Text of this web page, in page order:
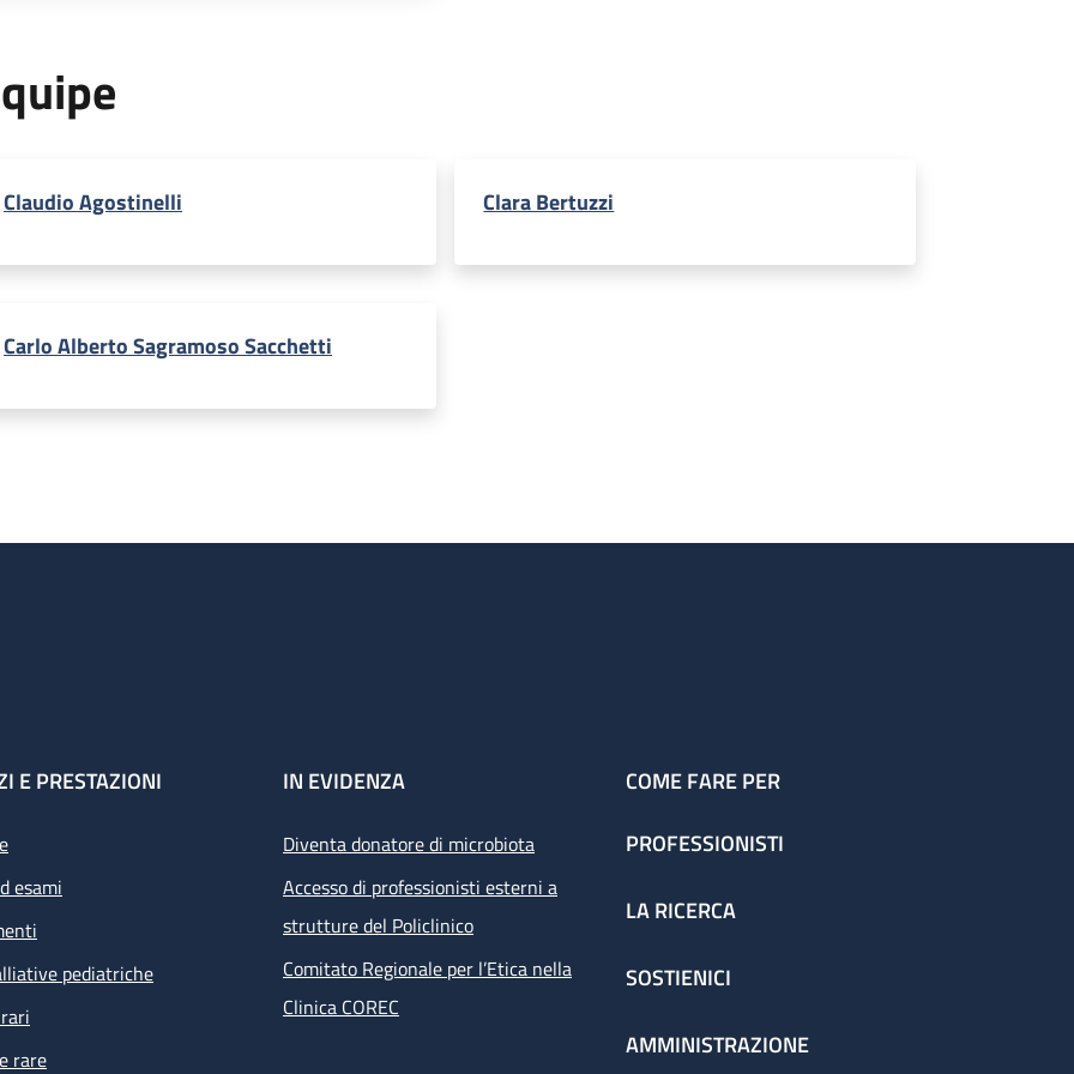
Claudio Agostinelli Clara Bertuzzi
Carlo Alberto Sagramoso Sacchetti
E PRESTAZIONI
esami
pediatriche
rare
IN EVIDENZA
Diventa donatore di microbiota
Accesso di professionisti esterni a
strutture del Policlinico
Comitato Regionale per l’Etica nella
Clinica COREC
COME FARE PER
PROFESSIONISTI
LA RICERCA
SOSTIENICI
AMMINISTRAZIONE